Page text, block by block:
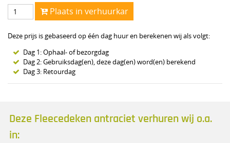
Plaats in verhuurkar
Deze prijs is gebaseerd op één dag huur en berekenen wij als volgt:
Dag 1: Ophaal- of bezorgdag
Dag 2: Gebruiksdag(en), deze dag(en) word(en) berekend
Dag 3: Retourdag
Deze Fleecedeken antraciet verhuren wij o.a.
in: